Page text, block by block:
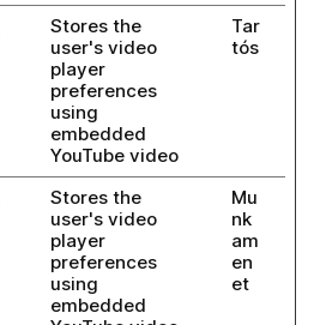
Stores the
user's video
player
preferences
using
embedded
YouTube video
Tar
tós
Stores the
user's video
player
preferences
using
embedded
Mu
nk
am
en
et